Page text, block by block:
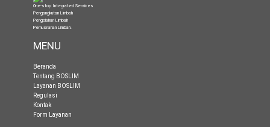
One-stop Integrated Services
Pengangkutan Limbah
Pengolahan Limbah
Pemusnahan Limbah.
MENU
Beranda
Tentang BOSLIM
Layanan BOSLIM
Regulasi
Kontak
Form Layanan